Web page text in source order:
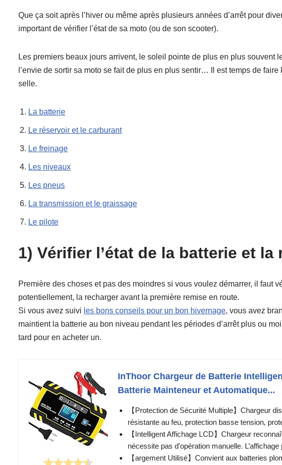
Que ça soit après l’hiver ou même après plusieurs années d’arrêt pour
important de vérifier l’état de sa moto (ou de son scooter).
Les premiers beaux jours arrivent, le soleil pointe de plus en plus souvent
l’envie de sortir sa moto se fait de plus en plus sentir… Il est temps de
selle.
La batterie
Le réservoir et le carburant
Le freinage
Les niveaux
Les pneus
La transmission et le graissage
Le pilote
1) Vérifier l’état de la batterie et la
Première des choses et pas des moindres si vous voulez démarrer, il faut
potentiellement, la recharger avant la première remise en route.
Si vous avez suivi les bons conseils pour un bon hivernage, vous avez
maintient la batterie au bon niveau pendant les périodes d’arrêt plus ou
tard pour en acheter un.
InThoor Chargeur de Batterie
Batterie Mainteneur et Automatique...
【Protection de Sécurité Multiple】Chargeur
résistante au feu, protection basse tension,
【Intelligent Affichage LCD】Chargeur
nécessite pas d'opération manuelle.
【argement Utilisé】Convient aux batteries